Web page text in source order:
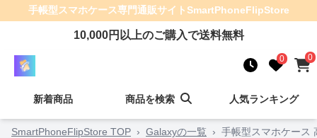
手帳型スマホケース専門通販サイトSmartPhoneFlipStore
10,000円以上のご購入で送料無料
0 0
新着商品 商品を検索 人気ランキング
SmartPhoneFlipStore TOP › Galaxyの一覧 › 手帳型スマホケース